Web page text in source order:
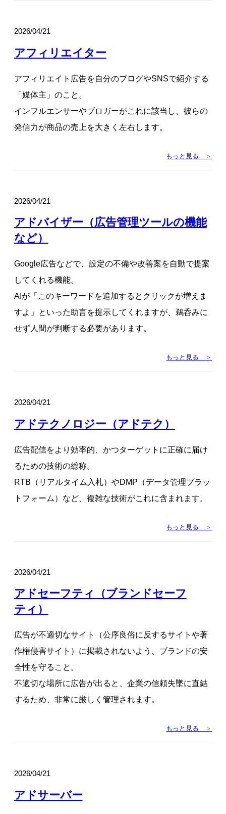
2026/04/21
アフィリエイター
アフィリエイト広告を自分のブログやSNSで紹介する
「媒体主」のこと。
インフルエンサーやブロガーがこれに該当し、彼らの
発信力が商品の売上を大きく左右します。
もっと見る ＞
2026/04/21
アドバイザー（広告管理ツールの機能
など）
Google広告などで、設定の不備や改善案を自動で提案
してくれる機能。
AIが「このキーワードを追加するとクリックが増えま
すよ」といった助言を提示してくれますが、鵜呑みに
せず人間が判断する必要があります。
もっと見る ＞
2026/04/21
アドテクノロジー（アドテク）
広告配信をより効率的、かつターゲットに正確に届け
るための技術の総称。
RTB（リアルタイム入札）やDMP（データ管理プラッ
トフォーム）など、複雑な技術がこれに含まれます。
もっと見る ＞
2026/04/21
アドセーフティ（ブランドセーフ
ティ）
広告が不適切なサイト（公序良俗に反するサイトや著
作権侵害サイト）に掲載されないよう、ブランドの安
全性を守ること。
不適切な場所に広告が出ると、企業の信頼失墜に直結
するため、非常に厳しく管理されます。
もっと見る ＞
2026/04/21
アドサーバー